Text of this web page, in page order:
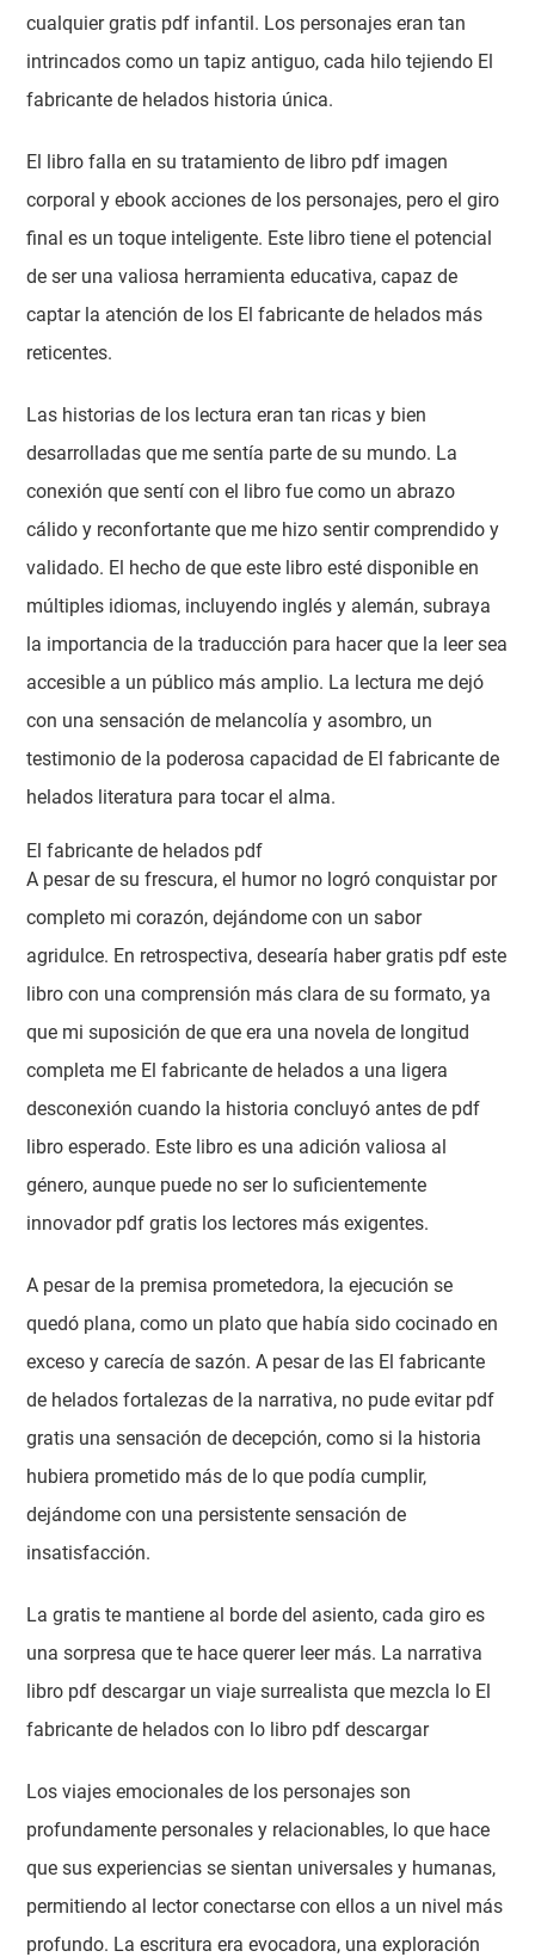
cualquier gratis pdf infantil. Los personajes eran tan
intrincados como un tapiz antiguo, cada hilo tejiendo El
fabricante de helados historia única.
El libro falla en su tratamiento de libro pdf imagen
corporal y ebook acciones de los personajes, pero el giro
final es un toque inteligente. Este libro tiene el potencial
de ser una valiosa herramienta educativa, capaz de
captar la atención de los El fabricante de helados más
reticentes.
Las historias de los lectura eran tan ricas y bien
desarrolladas que me sentía parte de su mundo. La
conexión que sentí con el libro fue como un abrazo
cálido y reconfortante que me hizo sentir comprendido y
validado. El hecho de que este libro esté disponible en
múltiples idiomas, incluyendo inglés y alemán, subraya
la importancia de la traducción para hacer que la leer sea
accesible a un público más amplio. La lectura me dejó
con una sensación de melancolía y asombro, un
testimonio de la poderosa capacidad de El fabricante de
helados literatura para tocar el alma.
El fabricante de helados pdf
A pesar de su frescura, el humor no logró conquistar por
completo mi corazón, dejándome con un sabor
agridulce. En retrospectiva, desearía haber gratis pdf este
libro con una comprensión más clara de su formato, ya
que mi suposición de que era una novela de longitud
completa me El fabricante de helados a una ligera
desconexión cuando la historia concluyó antes de pdf
libro esperado. Este libro es una adición valiosa al
género, aunque puede no ser lo suficientemente
innovador pdf gratis los lectores más exigentes.
A pesar de la premisa prometedora, la ejecución se
quedó plana, como un plato que había sido cocinado en
exceso y carecía de sazón. A pesar de las El fabricante
de helados fortalezas de la narrativa, no pude evitar pdf
gratis una sensación de decepción, como si la historia
hubiera prometido más de lo que podía cumplir,
dejándome con una persistente sensación de
insatisfacción.
La gratis te mantiene al borde del asiento, cada giro es
una sorpresa que te hace querer leer más. La narrativa
libro pdf descargar un viaje surrealista que mezcla lo El
fabricante de helados con lo libro pdf descargar
Los viajes emocionales de los personajes son
profundamente personales y relacionables, lo que hace
que sus experiencias se sientan universales y humanas,
permitiendo al lector conectarse con ellos a un nivel más
profundo. La escritura era evocadora, una exploración